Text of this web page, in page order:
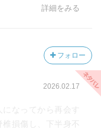
詳細をみる
フォロー
2026.02.17
なってから再会す
損傷し、下半身不